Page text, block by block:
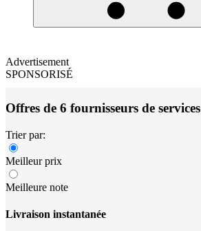
Advertisement
SPONSORISÉ
Offres de 6 fournisseurs de services
Trier par:
Meilleur prix
Meilleure note
Livraison instantanée